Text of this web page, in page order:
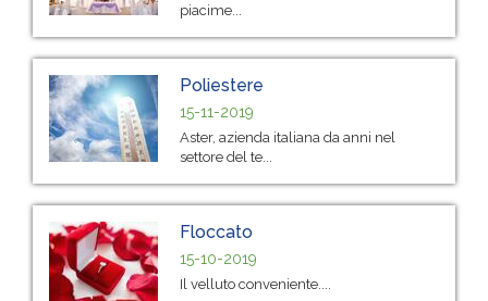
piacime...
Poliestere
15-11-2019
Aster, azienda italiana da anni nel
settore del te...
Floccato
15-10-2019
Il velluto conveniente....